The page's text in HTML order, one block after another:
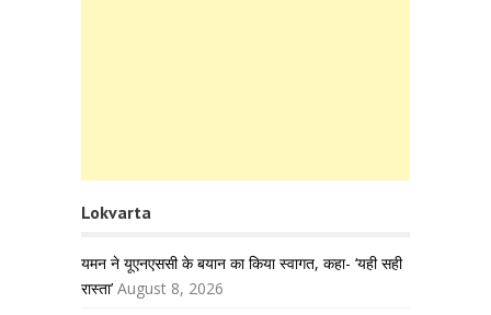
Lokvarta
यमन ने यूएनएससी के बयान का किया स्वागत, कहा- ‘यही सही
रास्ता’ August 8, 2026